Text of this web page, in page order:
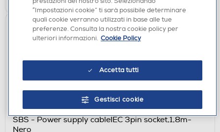
CAVI - ADATTATORI
SBS - Power supply cableIEC 3pin socket,1,8m-
Nero
“Impostazioni cookie” ti sarà possibile determinare
quali cookie verranno utilizzati in base alle tue
preferenze. Consulta la nostra cookie policy per
ulteriori informazioni. Cookie Policy
Accetta tutti
Gestisci cookie